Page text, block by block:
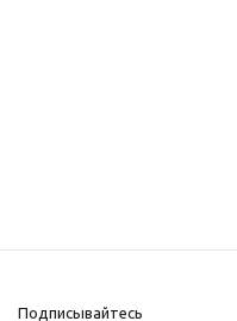
Подписывайтесь